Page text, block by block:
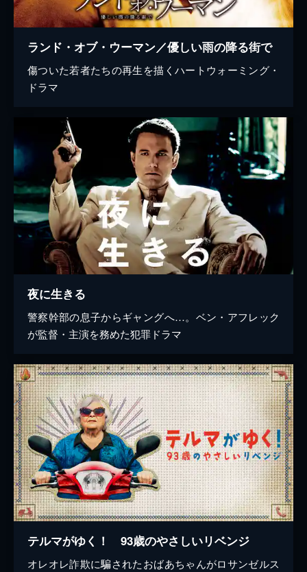
ランド・オブ・ウーマン／優しい雨の降る街で
傷ついた若者たちの再生を描くハートウォーミング・
ドラマ
夜に生きる
警察幹部の息子からギャングへ…。ベン・アフレック
が監督・主演を務めた犯罪ドラマ
テルマがゆく！ 93歳のやさしいリベンジ
オレオレ詐欺に騙されたおばあちゃんがロサンゼルス